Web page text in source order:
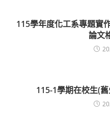
115學年度化工系專題實
論文
115-1學期在校生(